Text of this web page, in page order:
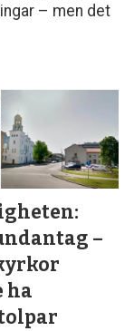
– men det
–
ha